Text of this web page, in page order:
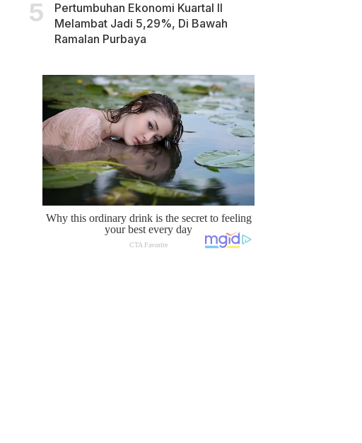
Pertumbuhan Ekonomi Kuartal II
Melambat Jadi 5,29%, Di Bawah
Ramalan Purbaya